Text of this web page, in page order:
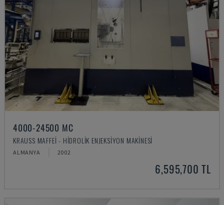
4000-24500 MC
KRAUSS MAFFEI - HIDROLIK ENJEKSIYON MAKINESI
ALMANYA 2002
6,595,700 TL